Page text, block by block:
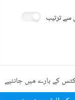
ترتیب
کے بارے میں جانئیے